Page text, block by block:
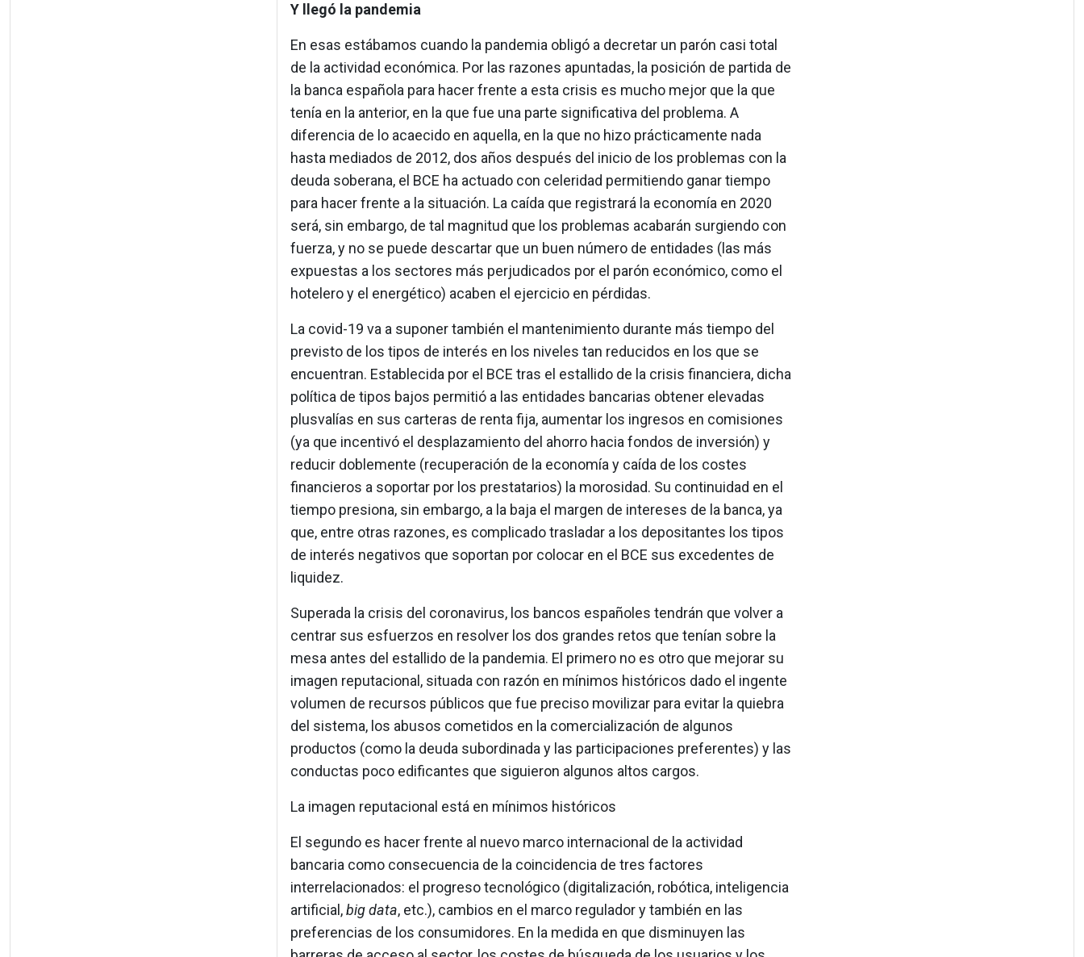
Y llegó la pandemia
En esas estábamos cuando la pandemia obligó a decretar un parón casi total
de la actividad económica. Por las razones apuntadas, la posición de partida de
la banca española para hacer frente a esta crisis es mucho mejor que la que
tenía en la anterior, en la que fue una parte significativa del problema. A
diferencia de lo acaecido en aquella, en la que no hizo prácticamente nada
hasta mediados de 2012, dos años después del inicio de los problemas con la
deuda soberana, el BCE ha actuado con celeridad permitiendo ganar tiempo
para hacer frente a la situación. La caída que registrará la economía en 2020
será, sin embargo, de tal magnitud que los problemas acabarán surgiendo con
fuerza, y no se puede descartar que un buen número de entidades (las más
expuestas a los sectores más perjudicados por el parón económico, como el
hotelero y el energético) acaben el ejercicio en pérdidas.
La covid-19 va a suponer también el mantenimiento durante más tiempo del
previsto de los tipos de interés en los niveles tan reducidos en los que se
encuentran. Establecida por el BCE tras el estallido de la crisis financiera, dicha
política de tipos bajos permitió a las entidades bancarias obtener elevadas
plusvalías en sus carteras de renta fija, aumentar los ingresos en comisiones
(ya que incentivó el desplazamiento del ahorro hacia fondos de inversión) y
reducir doblemente (recuperación de la economía y caída de los costes
financieros a soportar por los prestatarios) la morosidad. Su continuidad en el
tiempo presiona, sin embargo, a la baja el margen de intereses de la banca, ya
que, entre otras razones, es complicado trasladar a los depositantes los tipos
de interés negativos que soportan por colocar en el BCE sus excedentes de
liquidez.
Superada la crisis del coronavirus, los bancos españoles tendrán que volver a
centrar sus esfuerzos en resolver los dos grandes retos que tenían sobre la
mesa antes del estallido de la pandemia. El primero no es otro que mejorar su
imagen reputacional, situada con razón en mínimos históricos dado el ingente
volumen de recursos públicos que fue preciso movilizar para evitar la quiebra
del sistema, los abusos cometidos en la comercialización de algunos
productos (como la deuda subordinada y las participaciones preferentes) y las
conductas poco edificantes que siguieron algunos altos cargos.
La imagen reputacional está en mínimos históricos
El segundo es hacer frente al nuevo marco internacional de la actividad
bancaria como consecuencia de la coincidencia de tres factores
interrelacionados: el progreso tecnológico (digitalización, robótica, inteligencia
artificial,big data, etc.), cambios en el marco regulador y también en las
preferencias de los consumidores. En la medida en que disminuyen las